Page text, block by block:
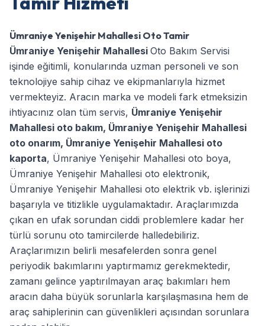
Ümraniye Yenişehir Mahallesi Oto Tamir
Ümraniye Yenişehir Mahallesi Oto Bakım Servisi
işinde eğitimli, konularında uzman personeli ve son
teknolojiye sahip cihaz ve ekipmanlarıyla hizmet
vermekteyiz. Aracın marka ve modeli fark etmeksizin
ihtiyacınız olan tüm servis, Ümraniye Yenişehir
Mahallesi oto bakım, Ümraniye Yenişehir Mahallesi
oto onarım, Ümraniye Yenişehir Mahallesi oto
kaporta, Ümraniye Yenişehir Mahallesi oto boya,
Ümraniye Yenişehir Mahallesi oto elektronik,
Ümraniye Yenişehir Mahallesi oto elektrik vb. işlerinizi
başarıyla ve titizlikle uygulamaktadır. Araçlarımızda
çıkan en ufak sorundan ciddi problemlere kadar her
türlü sorunu oto tamircilerde halledebiliriz.
Araçlarımızın belirli mesafelerden sonra genel
periyodik bakımlarını yaptırmamız gerekmektedir,
zamanı gelince yaptırılmayan araç bakımları hem
aracın daha büyük sorunlarla karşılaşmasına hem de
araç sahiplerinin can güvenlikleri açısından sorunlara